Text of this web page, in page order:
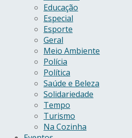
Educação
Especial
Esporte
Geral
Meio Ambiente
Polícia
Política
Saúde e Beleza
Solidariedade
Tempo
Turismo
Na Cozinha